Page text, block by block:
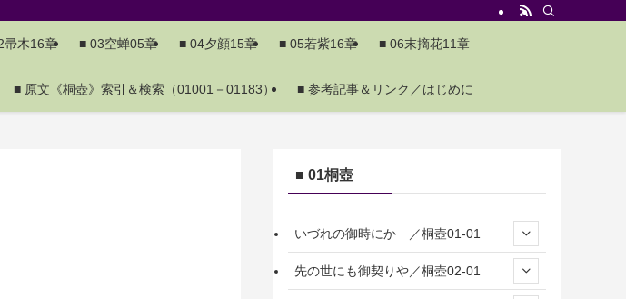
帚木16章 ■ 03空蝉05章 ■ 04夕顔15章 ■ 05若紫16章 ■ 06末摘花11章
■ 原文《桐壺》索引＆検索（01001－01183） ■ 参考記事＆リンク／はじめに
■ 01桐壺
いづれの御時にか ／桐壺01-01
先の世にも御契りや／桐壺02-01